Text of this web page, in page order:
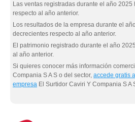
Las ventas registradas durante el año
respecto al año anterior.
Los resultados de la empresa durante el
decrecientes respecto al año anterior.
El patrimonio registrado durante el año
al año anterior.
Si quieres conocer más información
Compania S A S o del sector, accede gratis
empresa El Surtidor Caviri Y Compania S A